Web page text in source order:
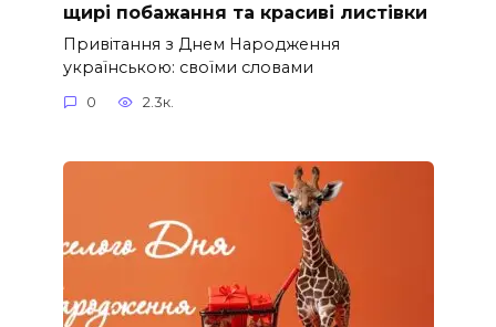
щирі побажання та красиві листівки
Привітання з Днем Народження
українською: своїми словами
0 2.3к.